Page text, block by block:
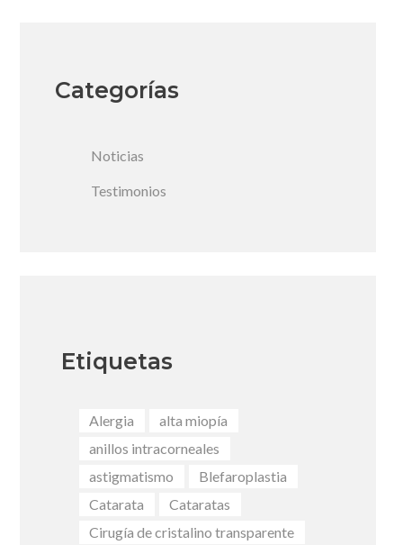
Categorías
Noticias
Testimonios
Etiquetas
Alergia
alta miopía
anillos intracorneales
astigmatismo
Blefaroplastia
Catarata
Cataratas
Cirugía de cristalino transparente